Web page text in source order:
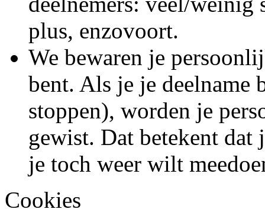
plus, enzovoort.
We bewaren je
bent. Als je je deelname
stoppen), worden je
gewist. Dat betekent dat
je toch weer wilt
Cookies